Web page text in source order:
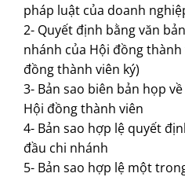
pháp luật của doanh
2- Quyết định bằng văn
nhánh của Hội đồng
đồng thành viên ký)
3- Bản sao biên bản họp
Hội đồng thành viên
4- Bản sao hợp lệ quyết
đầu chi nhánh
5- Bản sao hợp lệ một